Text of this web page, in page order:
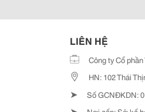
LIÊN HỆ
Công ty Cổ
HN: 102 Thái
➤ Số GCNĐKDN: